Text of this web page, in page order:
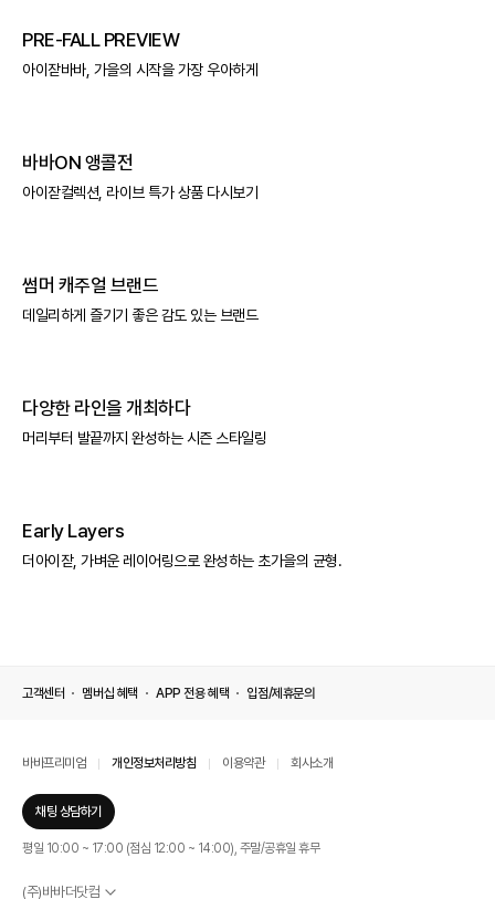
PRE-FALL PREVIEW
아이잗바바, 가을의 시작을 가장 우아하게
바바ON 앵콜전
아이잗컬렉션, 라이브 특가 상품 다시보기
썸머 캐주얼 브랜드
데일리하게 즐기기 좋은 감도 있는 브랜드
다양한 라인을 개최하다
머리부터 발끝까지 완성하는 시즌 스타일링
Early Layers
더아이잗, 가벼운 레이어링으로 완성하는 초가을의 균형.
고객센터 멤버십 혜택 APP 전용 혜택 입점/제휴문의
바바프리미엄 개인정보처리방침 이용약관 회사소개
채팅 상담하기
평일 10:00 ~ 17:00 (점심 12:00 ~ 14:00), 주말/공휴일 휴무
(주)바바더닷컴